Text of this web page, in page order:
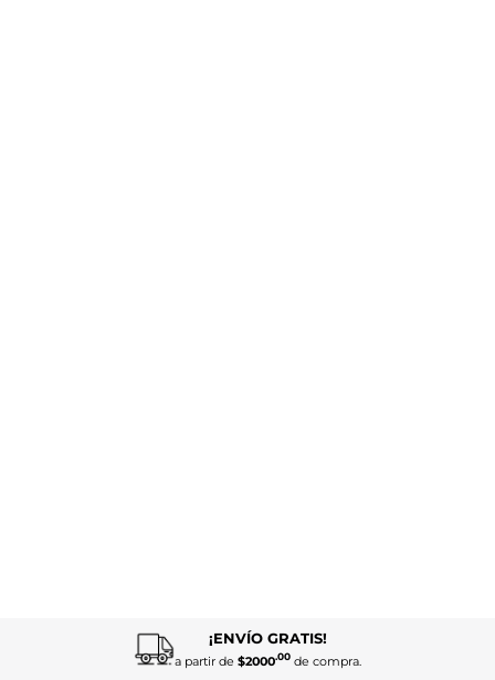
¡ENVÍO GRATIS!
a partir de $2000.00de compra.